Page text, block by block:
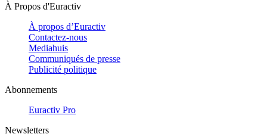
À Propos d'Euractiv
À propos d’Euractiv
Contactez-nous
Mediahuis
Communiqués de presse
Publicité politique
Abonnements
Euractiv Pro
Newsletters